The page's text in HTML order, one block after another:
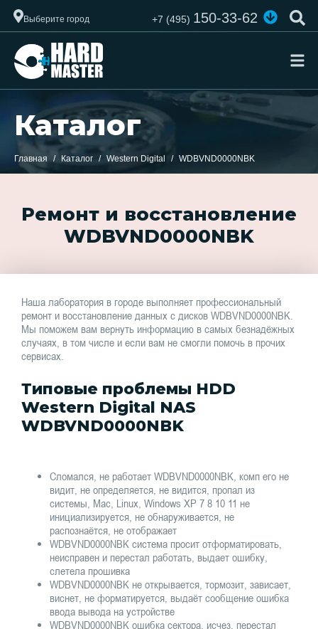
Выберите город +7 (495)150-33-62
Каталог
Главная Каталог Western Digital WDBVND0000NBK
Ремонт и восстановление
WDBVND0000NBK
Наша лаборатория в городе выполняет профессиональный
ремонт и восстановление данных с дисков WDBVND0000NBK.
Мы поможем вам вернуть информацию в самых безнадёжных
случаях, в том числе и если вам не смогли помочь в прочих
сервисах.
Типовые проблемы HDD
Western Digital NAS
WDBVND0000NBK
Сломался, не работает WDBVND0000NBK, комп его не
видит, не определяется, не видится, пропал из
системы, Mac, Linux, Windows XP 7 8 10 11 не
инициализируется, не обнаруживается, не
распознаётся, не отображает
WDBVND0000NBK система просит отформатировать,
неисправен и перестал работать, выдает ошибку,
слетела прошивка
WDBVND0000NBK не открывается, тормозит, зависает,
виснет, не форматируется, выдаёт сообщение ошибка
ввода вывода на устройстве
WDBVND0000NBK ошибка сектора, исчез, перестал